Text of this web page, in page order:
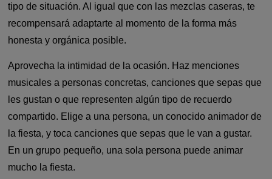
tipo de situación. Al igual que con las mezclas caseras, te
recompensará adaptarte al momento de la forma más
honesta y orgánica posible.
Aprovecha la intimidad de la ocasión. Haz menciones
musicales a personas concretas, canciones que sepas que
les gustan o que representen algún tipo de recuerdo
compartido. Elige a una persona, un conocido animador de
la fiesta, y toca canciones que sepas que le van a gustar.
En un grupo pequeño, una sola persona puede animar
mucho la fiesta.